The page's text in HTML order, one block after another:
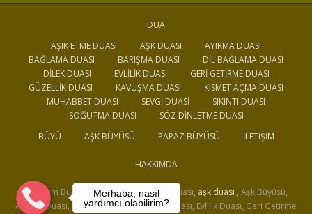
Merhaba, nasıl
yardımcı olabilirim?
DUA
AŞIK ETME DUASI
AŞK DUASI
AYIRMA DUASI
BAĞLAMA DUASI
BARIŞMA DUASI
DIL BAĞLAMA DUASI
DILEK DUASI
EVLILIK DUASI
GERI GETIRME DUASI
GÜZELLIK DUASI
KAVUŞMA DUASI
KISMET AÇMA DUASI
MUHABBET DUASI
SEVGI DUASI
SIKINTI DUASI
SOĞUTMA DUASI
SÖZ DINLETME DUASI
BÜYÜ
AŞK BÜYÜSÜ PAPAZ BÜYÜSÜ İLETIŞIM
HAKKIMDA
Medyum Burak, Büyü, Dua, Aşık Etme Duası, aşk duası , Aşk Büyüsü,
Ayırma Duası, Bağlama Duası, Barışma Duası, Evlilik Duası, Geri Getirme